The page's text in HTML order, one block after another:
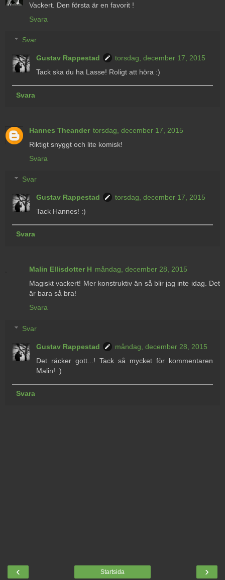
Vackert. Den första är en favorit !
Svara
Svar
Gustav Rappestad
torsdag, december 17, 2015
Tack ska du ha Lasse! Roligt att höra :)
Svara
Hannes Theander torsdag, december 17, 2015
Riktigt snyggt och lite komisk!
Svara
Svar
Gustav Rappestad
torsdag, december 17, 2015
Tack Hannes! :)
Svara
Malin Ellisdotter H måndag, december 28, 2015
Magiskt vackert! Mer konstruktiv än så blir jag inte idag. Det
är bara så bra!
Svara
Svar
Gustav Rappestad
måndag, december 28, 2015
Det räcker gott...! Tack så mycket för kommentaren
Malin! :)
Svara
‹ ›
Startsida